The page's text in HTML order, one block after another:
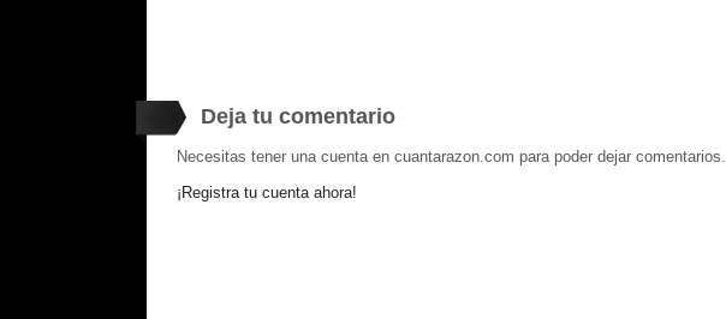
Deja tu comentario
Necesitas tener una cuenta en cuantarazon.com para poder dejar comentarios.
¡Registra tu cuenta ahora!